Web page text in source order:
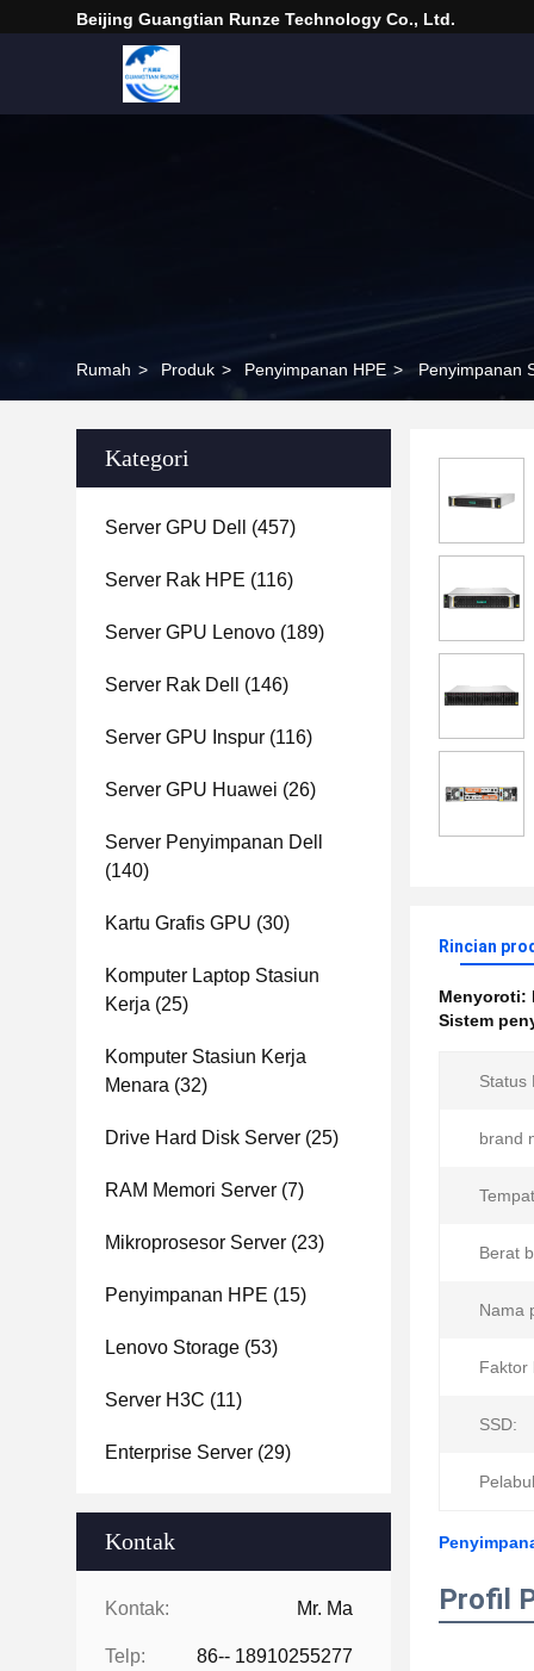
Beijing Guangtian Runze Technology Co., Ltd.
Rumah > Produk > Penyimpanan HPE > Penyimpanan
Kategori
Server GPU Dell (457)
Server Rak HPE (116)
Server GPU Lenovo (189)
Server Rak Dell (146)
Server GPU Inspur (116)
Server GPU Huawei (26)
Server Penyimpanan Dell
(140)
Kartu Grafis GPU (30)
Komputer Laptop Stasiun
Kerja (25)
Komputer Stasiun Kerja
Menara (32)
Drive Hard Disk Server (25)
RAM Memori Server (7)
Mikroprosesor Server (23)
Penyimpanan HPE (15)
Lenovo Storage (53)
Server H3C (11)
Enterprise Server (29)
Kontak
Kontak: Mr. Ma
Telp: 86-- 18910255277
Rincian
Menyoroti:
Sistem
Status
brand
Berat
Nama
Faktor
SSD:
Profil